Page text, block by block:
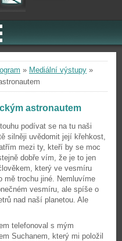
» Mediální výstupy »
astronautem
podívat se na tu naši
silněji uvědomit její křehkost,
mezi ty, kteří by se moc
dobře vím, že je to jen
který ve vesmíru
mě trochu jiné. Nemluvíme
vesmíru, ale spíše o
nad naší planetou. Ale
telefonoval s mým
Suchanem, který mi položil